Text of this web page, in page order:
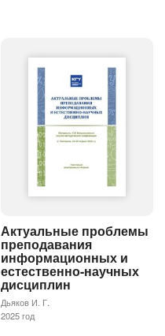
Актуальные проблемы
преподавания
информационных и
естественно-научных
дисциплин
Дьяков И. Г.
2025 год